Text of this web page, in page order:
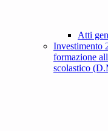
Atti
Investimento
formazione
scolastico